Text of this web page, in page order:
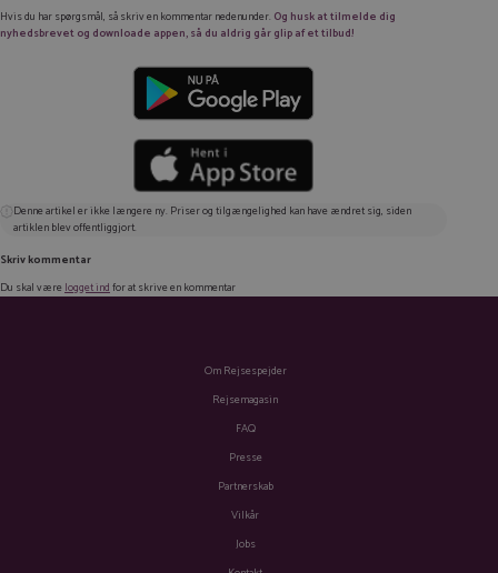
Hvis du har spørgsmål, så skriv en kommentar nedenunder. Og husk at tilmelde dig
nyhedsbrevet og downloade appen, så du aldrig går glip af et tilbud!
Denne artikel er ikke længere ny. Priser og tilgængelighed kan have ændret sig, siden
artiklen blev offentliggjort.
Skriv kommentar
Du skal værelogget indfor at skrive en kommentar
Om Rejsespejder
Rejsemagasin
FAQ
Presse
Partnerskab
Vilkår
Jobs